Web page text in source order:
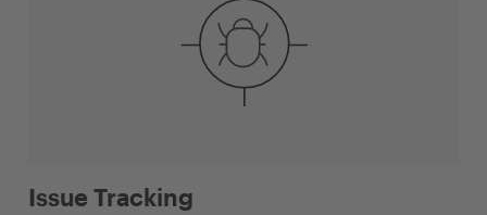
Issue Tracking